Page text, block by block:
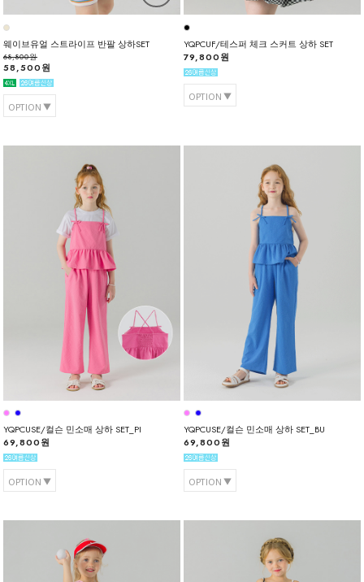
웨이브유얼 스트라이프 반팔 상하SET
68,800원
58,500원
OPTION
YQPCUF/테스퍼 체크 스커트 상하 SET
79,800원
OPTION
YQPCUSE/컬슨 민소매 상하 SET_PI
69,800원
OPTION
YQPCUSE/컬슨 민소매 상하 SET_BU
69,800원
OPTION